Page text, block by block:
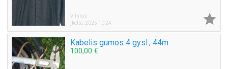
Vilnius
Įkelta: 2025 10 24

Kabelis gumos 4 gysl., 44m.
100,00 €